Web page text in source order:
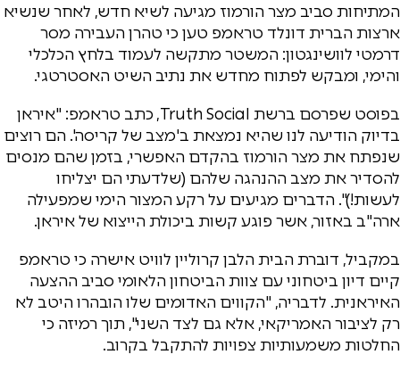
המתיחות סביב מצר הורמוז מגיעה לשיא חדש, לאחר שנשיא
ארצות הברית דונלד טראמפ טען כי טהרן העבירה מסר
דרמטי לוושינגטון: המשטר מתקשה לעמוד בלחץ הכלכלי
והימי, ומבקש לפתוח מחדש את נתיב השיט האסטרטגי.
בפוסט שפרסם ברשת Truth Social, כתב טראמפ: "איראן
בדיוק הודיעה לנו שהיא נמצאת ב'מצב של קריסה'. הם רוצים
שנפתח את מצר הורמוז בהקדם האפשרי, בזמן שהם מנסים
להסדיר את מצב ההנהגה שלהם (שלדעתי הם יצליחו
לעשות!)". הדברים מגיעים על רקע המצור הימי שמפעילה
ארה"ב באזור, אשר פוגע קשות ביכולת הייצוא של איראן.
במקביל, דוברת הבית הלבן קרוליין לוויט אישרה כי טראמפ
קיים דיון ביטחוני עם צוות הביטחון הלאומי סביב ההצעה
האיראנית. לדבריה, "הקווים האדומים שלו הובהרו היטב לא
רק לציבור האמריקאי, אלא גם לצד השני", תוך רמיזה כי
החלטות משמעותיות צפויות להתקבל בקרוב.